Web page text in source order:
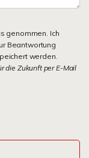
genommen. Ich
Beantwortung
werden.
die Zukunft per E-Mail